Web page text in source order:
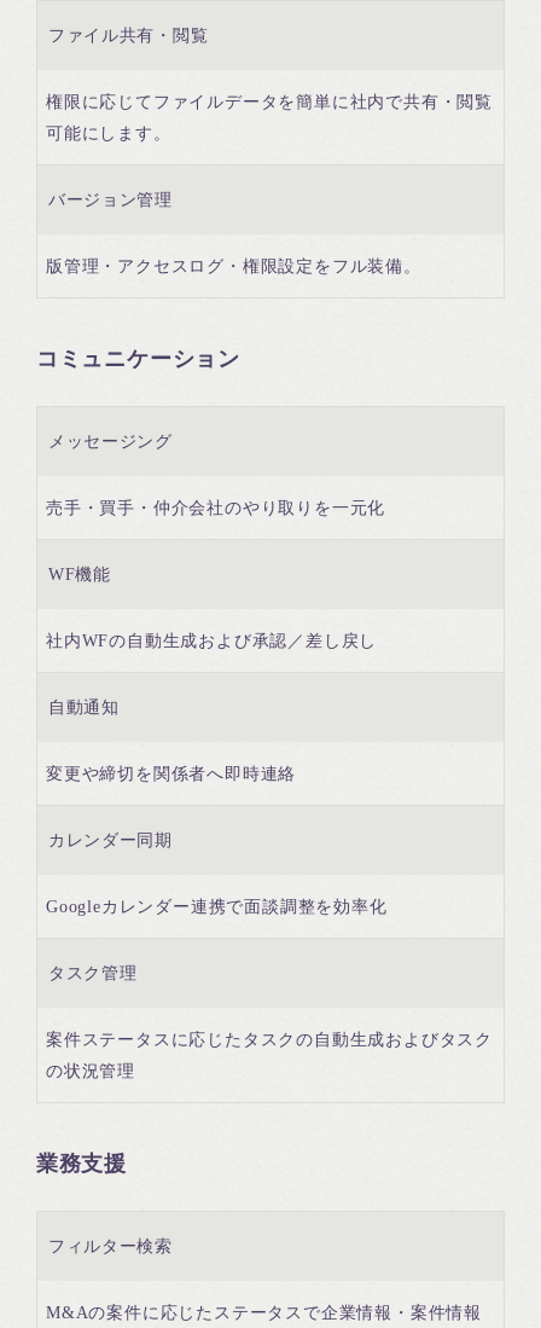
ファイル共有・閲覧
権限に応じてファイルデータを簡単に社内で共有・閲覧
可能にします。
バージョン管理
版管理・アクセスログ・権限設定をフル装備。
コミュニケーション
メッセージング
売手・買手・仲介会社のやり取りを一元化
WF機能
社内WFの自動生成および承認／差し戻し
自動通知
変更や締切を関係者へ即時連絡
カレンダー同期
Googleカレンダー連携で面談調整を効率化
タスク管理
案件ステータスに応じたタスクの自動生成およびタスク
の状況管理
業務支援
フィルター検索
M&Aの案件に応じたステータスで企業情報・案件情報